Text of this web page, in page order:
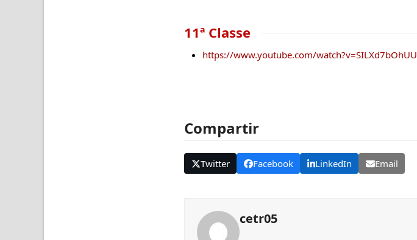
11ª Classe
https://www.youtube.com/watch?v=SILXd7bOhUU
Compartir
Twitter Facebook LinkedIn Email
cetr05